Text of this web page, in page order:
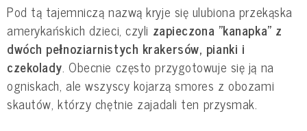
Pod tą tajemniczą nazwą kryje się ulubiona przekąska
amerykańskich dzieci, czyli zapieczona "kanapka" z
dwóch pełnoziarnistych krakersów, pianki i
czekolady. Obecnie często przygotowuje się ją na
ogniskach, ale wszyscy kojarzą smores z obozami
skautów, którzy chętnie zajadali ten przysmak.